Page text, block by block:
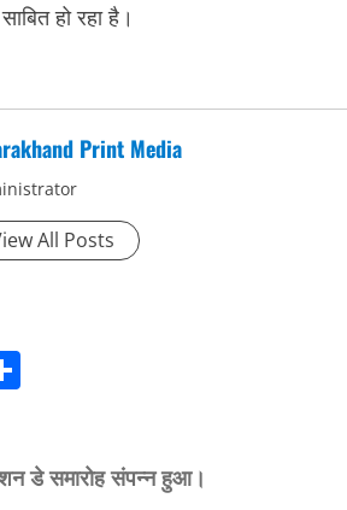
हो रहा है।
Print Media
All Posts
डे समारोह संपन्न हुआ।